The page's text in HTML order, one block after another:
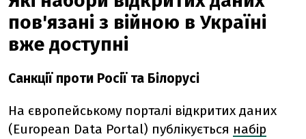
пов'язані з війною в Україні
вже доступні
Санкції проти Росії та Білорусі
На європейському порталі відкритих даних
(European Data Portal) публікується набір